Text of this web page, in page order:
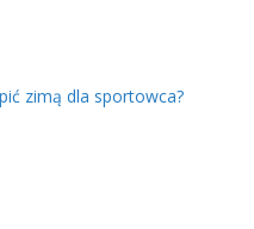
zimą dla sportowca?